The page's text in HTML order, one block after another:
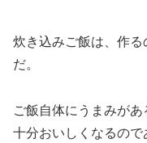
炊き込みご飯は、作
だ。
ご飯自体にうまみがあ
十分おいしくなるので